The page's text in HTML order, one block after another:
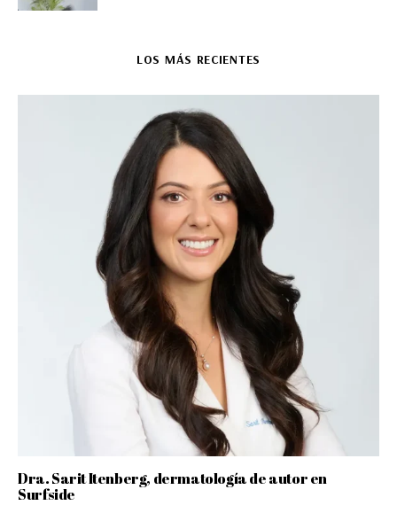
LOS MÁS RECIENTES
Dra. Sarit Itenberg, dermatología de autor en
Surfside